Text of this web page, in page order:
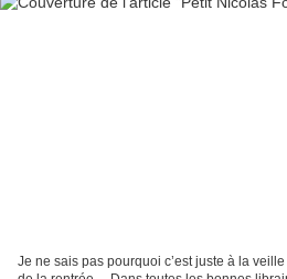
Je ne sais pas pourquoi c’est juste à la